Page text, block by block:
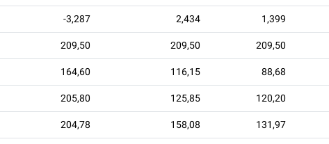
-3,287 2,434 1,399
209,50 209,50 209,50
164,60 116,15 88,68
205,80 125,85 120,20
204,78 158,08 131,97